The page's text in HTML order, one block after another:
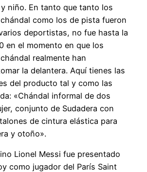
niño. En tanto que tanto los
como los de pista fueron
deportistas, no fue hasta la
en el momento en que los
realmente han
la delantera. Aquí tienes las
del producto tal y como las
«Chándal informal de dos
conjunto de Sudadera con
de cintura elástica para
y otoño».
Lionel Messi fue presentado
como jugador del París Saint